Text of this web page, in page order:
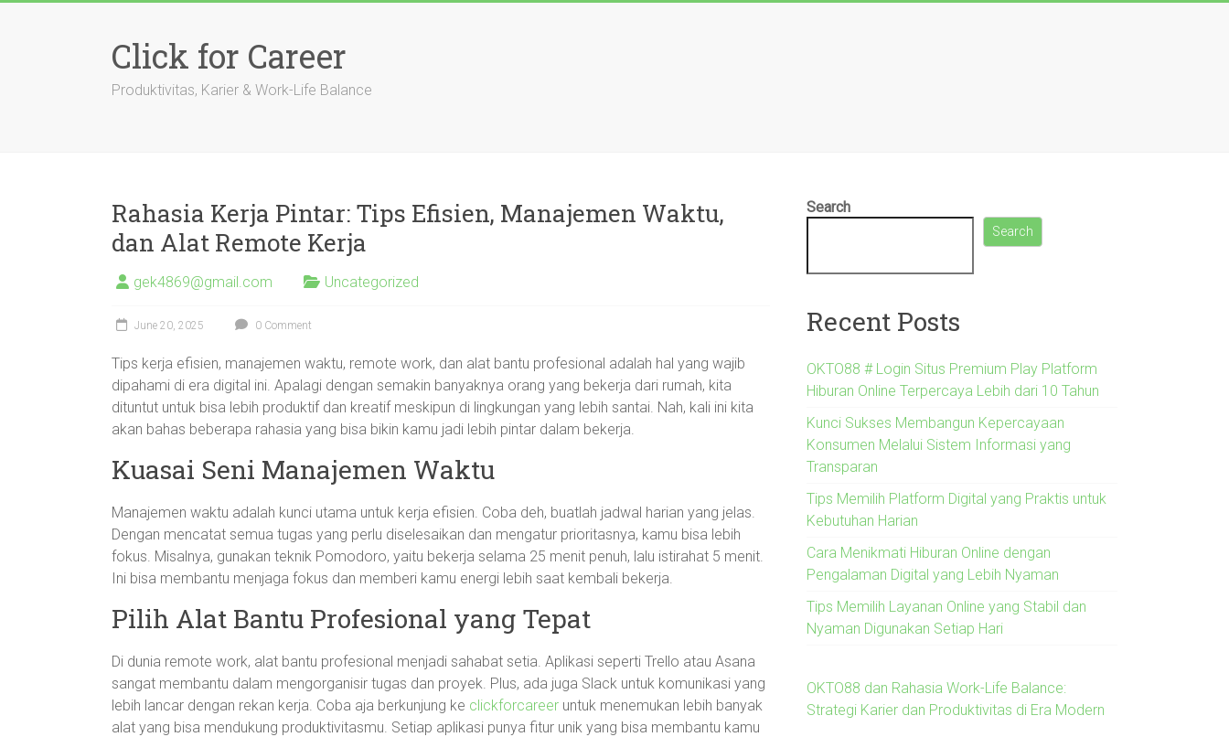
Click for Career
Produktivitas, Karier & Work-Life Balance
Rahasia Kerja Pintar: Tips Efisien, Manajemen Waktu,
dan Alat Remote Kerja
gek4869@gmail.com Uncategorized
June 20, 2025 0 Comment
Tips kerja efisien, manajemen waktu, remote work, dan alat bantu profesional adalah hal yang wajib
dipahami di era digital ini. Apalagi dengan semakin banyaknya orang yang bekerja dari rumah, kita
dituntut untuk bisa lebih produktif dan kreatif meskipun di lingkungan yang lebih santai. Nah, kali ini kita
akan bahas beberapa rahasia yang bisa bikin kamu jadi lebih pintar dalam bekerja.
Kuasai Seni Manajemen Waktu
Manajemen waktu adalah kunci utama untuk kerja efisien. Coba deh, buatlah jadwal harian yang jelas.
Dengan mencatat semua tugas yang perlu diselesaikan dan mengatur prioritasnya, kamu bisa lebih
fokus. Misalnya, gunakan teknik Pomodoro, yaitu bekerja selama 25 menit penuh, lalu istirahat 5 menit.
Ini bisa membantu menjaga fokus dan memberi kamu energi lebih saat kembali bekerja.
Pilih Alat Bantu Profesional yang Tepat
Di dunia remote work, alat bantu profesional menjadi sahabat setia. Aplikasi seperti Trello atau Asana
sangat membantu dalam mengorganisir tugas dan proyek. Plus, ada juga Slack untuk komunikasi yang
lebih lancar dengan rekan kerja. Coba aja berkunjung ke clickforcareer untuk menemukan lebih banyak
alat yang bisa mendukung produktivitasmu. Setiap aplikasi punya fitur unik yang bisa membantu kamu
Search
Search
Recent Posts
OKTO88 # Login Situs Premium Play Platform
Hiburan Online Terpercaya Lebih dari 10 Tahun
Kunci Sukses Membangun Kepercayaan
Konsumen Melalui Sistem Informasi yang
Transparan
Tips Memilih Platform Digital yang Praktis untuk
Kebutuhan Harian
Cara Menikmati Hiburan Online dengan
Pengalaman Digital yang Lebih Nyaman
Tips Memilih Layanan Online yang Stabil dan
Nyaman Digunakan Setiap Hari
OKTO88 dan Rahasia Work-Life Balance:
Strategi Karier dan Produktivitas di Era Modern